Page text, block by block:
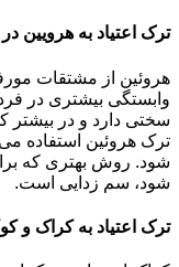
ترک اعتیاد به هرویین
هروئین از مشتقات
وابستگی بیشتری در
سختی دارد و در بیشتر
ترک هروئین استفاده
شود. روش بهتری که
شود، سم زدایی است.
ترک اعتیاد به کراک و